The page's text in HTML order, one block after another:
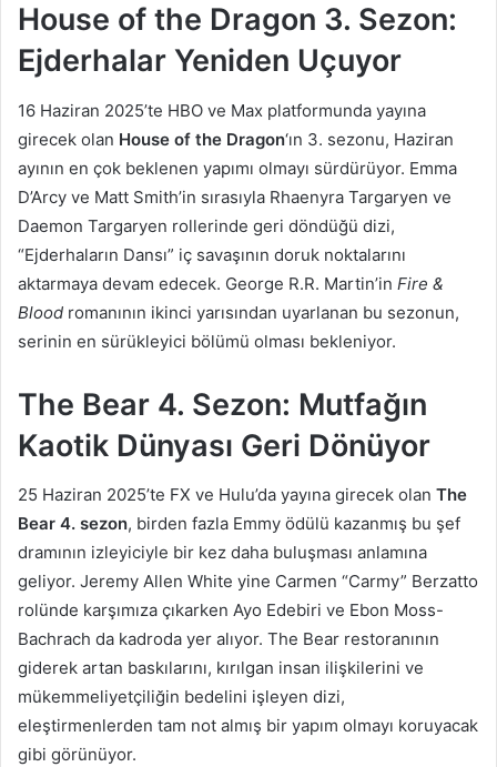
House of the Dragon 3. Sezon:
Ejderhalar Yeniden Uçuyor
16 Haziran 2025’te HBO ve Max platformunda yayına
girecek olan House of the Dragon‘ın 3. sezonu, Haziran
ayının en çok beklenen yapımı olmayı sürdürüyor. Emma
D’Arcy ve Matt Smith’in sırasıyla Rhaenyra Targaryen ve
Daemon Targaryen rollerinde geri döndüğü dizi,
“Ejderhaların Dansı” iç savaşının doruk noktalarını
aktarmaya devam edecek. George R.R. Martin’in Fire &
Blood romanının ikinci yarısından uyarlanan bu sezonun,
serinin en sürükleyici bölümü olması bekleniyor.
The Bear 4. Sezon: Mutfağın
Kaotik Dünyası Geri Dönüyor
25 Haziran 2025’te FX ve Hulu’da yayına girecek olan The
Bear 4. sezon, birden fazla Emmy ödülü kazanmış bu şef
dramının izleyiciyle bir kez daha buluşması anlamına
geliyor. Jeremy Allen White yine Carmen “Carmy” Berzatto
rolünde karşımıza çıkarken Ayo Edebiri ve Ebon Moss-
Bachrach da kadroda yer alıyor. The Bear restoranının
giderek artan baskılarını, kırılgan insan ilişkilerini ve
mükemmeliyetçiliğin bedelini işleyen dizi,
eleştirmenlerden tam not almış bir yapım olmayı koruyacak
gibi görünüyor.